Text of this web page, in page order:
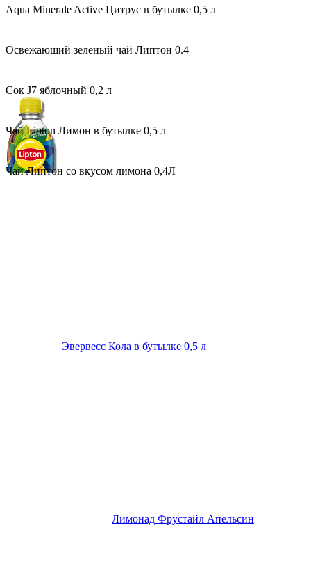
Aqua Minerale Active Цитрус в бутылке 0,5 л
Освежающий зеленый чай Липтон 0.4
Сок J7 яблочный 0,2 л
Чай Lipton Лимон в бутылке 0,5 л
Чай Липтон со вкусом лимона 0,4Л
Эвервесс Кола в бутылке 0,5 л
Лимонад Фрустайл Апельсин